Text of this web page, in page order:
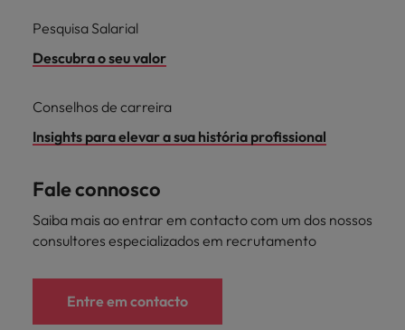
Pesquisa Salarial
Descubra o seu valor
Conselhos de carreira
Insights para elevar a sua história profissional
Fale connosco
Saiba mais ao entrar em contacto com um dos nossos
consultores especializados em recrutamento
Entre em contacto